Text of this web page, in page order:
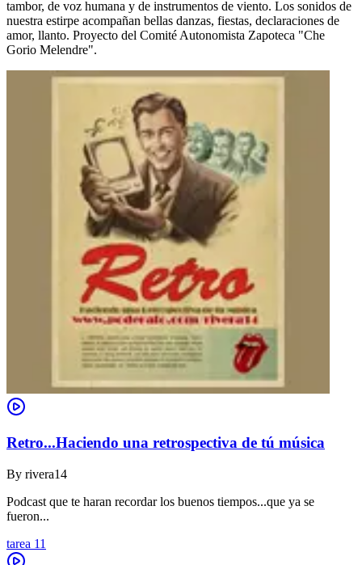
tambor, de voz humana y de instrumentos de viento. Los sonidos de
nuestra estirpe acompañan bellas danzas, fiestas, declaraciones de
amor, llanto. Proyecto del Comité Autonomista Zapoteca "Che
Gorio Melendre".
Retro...Haciendo una retrospectiva de tú música
By rivera14
Podcast que te haran recordar los buenos tiempos...que ya se
fueron...
tarea 11